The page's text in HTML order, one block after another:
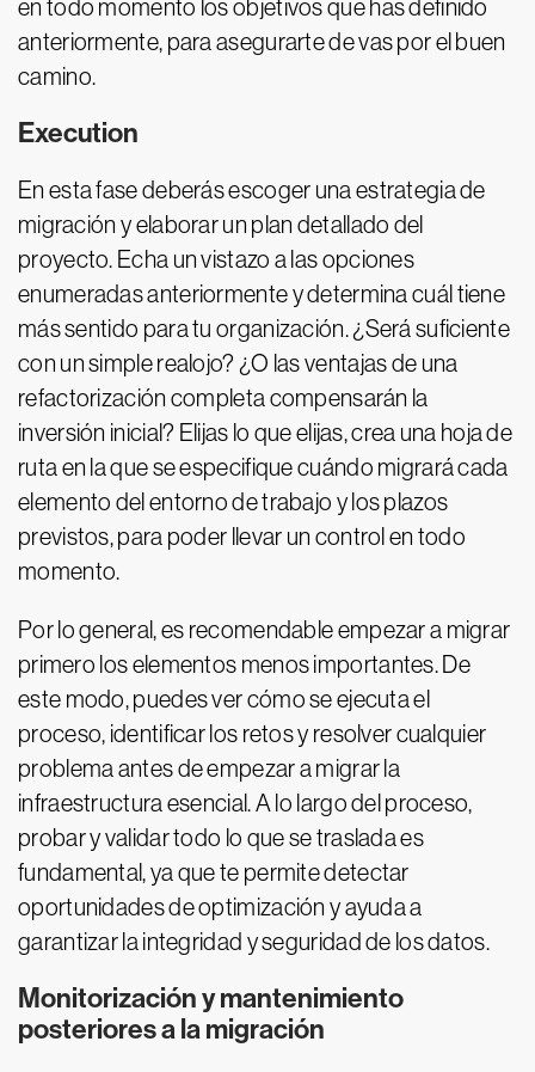
en todo momento los objetivos que has definido
anteriormente, para asegurarte de vas por el buen
camino.
Execution
En esta fase deberás escoger una estrategia de
migración y elaborar un plan detallado del
proyecto. Echa un vistazo a las opciones
enumeradas anteriormente y determina cuál tiene
más sentido para tu organización. ¿Será suficiente
con un simple realojo? ¿O las ventajas de una
refactorización completa compensarán la
inversión inicial? Elijas lo que elijas, crea una hoja de
ruta en la que se especifique cuándo migrará cada
elemento del entorno de trabajo y los plazos
previstos, para poder llevar un control en todo
momento.
Por lo general, es recomendable empezar a migrar
primero los elementos menos importantes. De
este modo, puedes ver cómo se ejecuta el
proceso, identificar los retos y resolver cualquier
problema antes de empezar a migrar la
infraestructura esencial. A lo largo del proceso,
probar y validar todo lo que se traslada es
fundamental, ya que te permite detectar
oportunidades de optimización y ayuda a
garantizar la integridad y seguridad de los datos.
Monitorización y mantenimiento
posteriores a la migración